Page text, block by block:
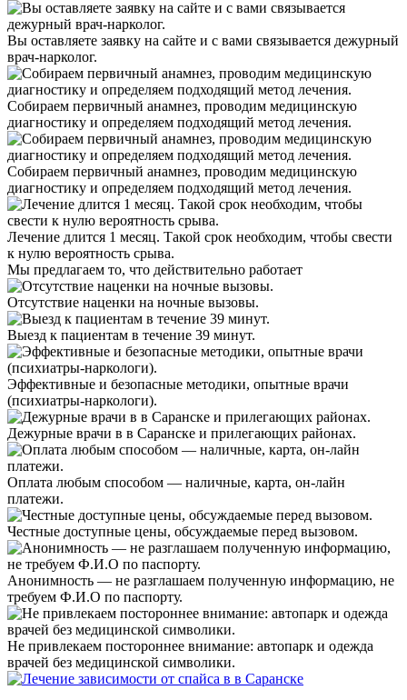
Вы оставляете заявку на сайте и с вами связывается дежурный
врач-нарколог.
Собираем первичный анамнез, проводим медицинскую
диагностику и определяем подходящий метод лечения.
Собираем первичный анамнез, проводим медицинскую
диагностику и определяем подходящий метод лечения.
Лечение длится 1 месяц. Такой срок необходим, чтобы свести
к нулю вероятность срыва.
Мы предлагаем то, что действительно работает
Отсутствие наценки на ночные вызовы.
Выезд к пациентам в течение 39 минут.
Эффективные и безопасные методики, опытные врачи
(психиатры-наркологи).
Дежурные врачи в в Саранске и прилегающих районах.
Оплата любым способом — наличные, карта, он-лайн
платежи.
Честные доступные цены, обсуждаемые перед вызовом.
Анонимность — не разглашаем полученную информацию, не
требуем Ф.И.О по паспорту.
Не привлекаем постороннее внимание: автопарк и одежда
врачей без медицинской символики.